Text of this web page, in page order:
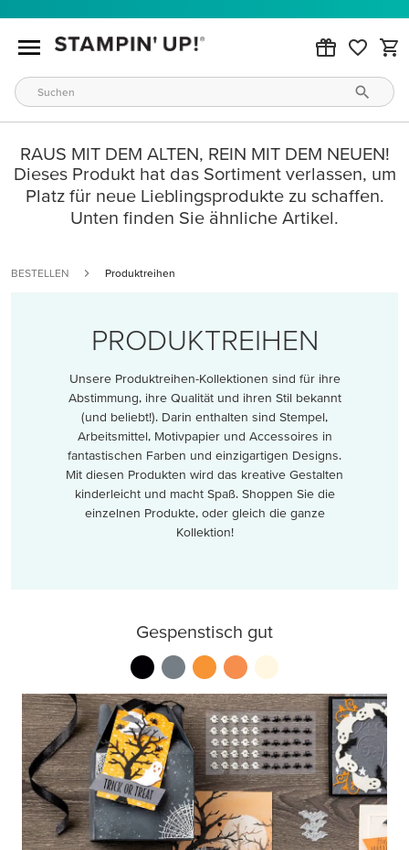
RAUS MIT DEM ALTEN, REIN MIT DEM NEUEN!
Dieses Produkt hat das Sortiment verlassen, um
Platz für neue Lieblingsprodukte zu schaffen.
Unten finden Sie ähnliche Artikel.
BESTELLEN Produktreihen
PRODUKTREIHEN
Unsere Produktreihen-Kollektionen sind für ihre
Abstimmung, ihre Qualität und ihren Stil bekannt
(und beliebt!). Darin enthalten sind Stempel,
Arbeitsmittel, Motivpapier und Accessoires in
fantastischen Farben und einzigartigen Designs.
Mit diesen Produkten wird das kreative Gestalten
kinderleicht und macht Spaß. Shoppen Sie die
einzelnen Produkte, oder gleich die ganze
Kollektion!
Gespenstisch gut